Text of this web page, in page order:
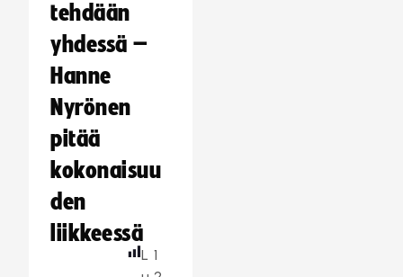
tehdään
yhdessä –
Hanne
Nyrönen
pitää
kokonaisuu
den
liikkeessä
L 1